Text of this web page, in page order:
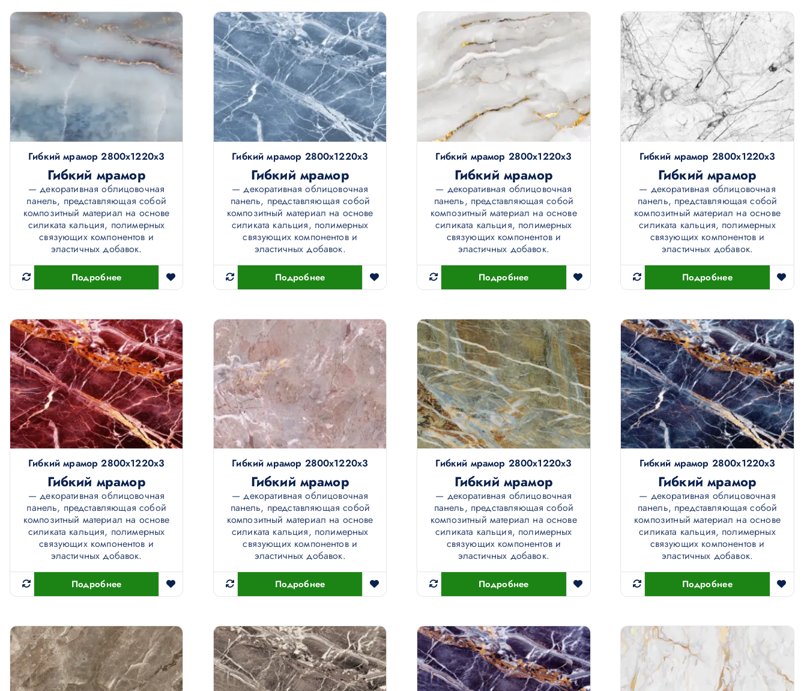
Гибкий мрамор 2800х1220х3
Гибкий мрамор
— декоративная облицовочная
панель, представляющая собой
композитный материал на основе
силиката кальция, полимерных
связующих компонентов и
эластичных добавок.
Подробнее
Гибкий мрамор 2800х1220х3
Гибкий мрамор
— декоративная облицовочная
панель, представляющая собой
композитный материал на основе
силиката кальция, полимерных
связующих компонентов и
эластичных добавок.
Подробнее
Гибкий мрамор 2800х1220х3
Гибкий мрамор
— декоративная облицовочная
панель, представляющая собой
композитный материал на основе
силиката кальция, полимерных
связующих компонентов и
эластичных добавок.
Подробнее
Гибкий мрамор 2800х1220х3
Гибкий мрамор
— декоративная облицовочная
панель, представляющая собой
композитный материал на основе
силиката кальция, полимерных
связующих компонентов и
эластичных добавок.
Подробнее
Гибкий мрамор 2800х1220х3
Гибкий мрамор
— декоративная облицовочная
панель, представляющая собой
композитный материал на основе
силиката кальция, полимерных
связующих компонентов и
эластичных добавок.
Подробнее
Гибкий мрамор 2800х1220х3
Гибкий мрамор
— декоративная облицовочная
панель, представляющая собой
композитный материал на основе
силиката кальция, полимерных
связующих компонентов и
эластичных добавок.
Подробнее
Гибкий мрамор 2800х1220х3
Гибкий мрамор
— декоративная облицовочная
панель, представляющая собой
композитный материал на основе
силиката кальция, полимерных
связующих компонентов и
эластичных добавок.
Подробнее
Гибкий мрамор 2800х1220х3
Гибкий мрамор
— декоративная облицовочная
панель, представляющая собой
композитный материал на основе
силиката кальция, полимерных
связующих компонентов и
эластичных добавок.
Подробнее